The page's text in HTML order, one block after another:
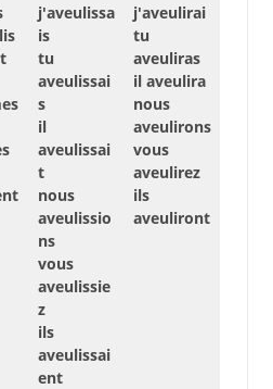
j'aveulissa
is
tu
aveulissai
s
il
aveulissai
t
nous
aveulissio
ns
vous
aveulissie
z
ils
aveulissai
ent
j'aveulirai
tu
aveuliras
il aveulira
nous
aveulirons
vous
aveulirez
ils
aveuliront